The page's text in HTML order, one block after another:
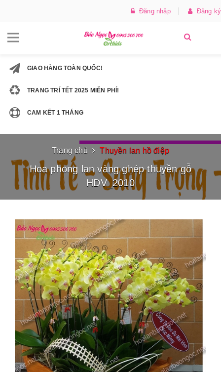
Đăng nhập Đăng ký
GIAO HÀNG TOÀN QUỐC!
TRANG TRÍ TẾT 2025 MIỄN PHÍ!
CAM KẾT 1 THÁNG
Trang chủ Thuyền lan hồ điệp
Hoa phong lan vàng ghép thuyền gỗ
HDV_2010